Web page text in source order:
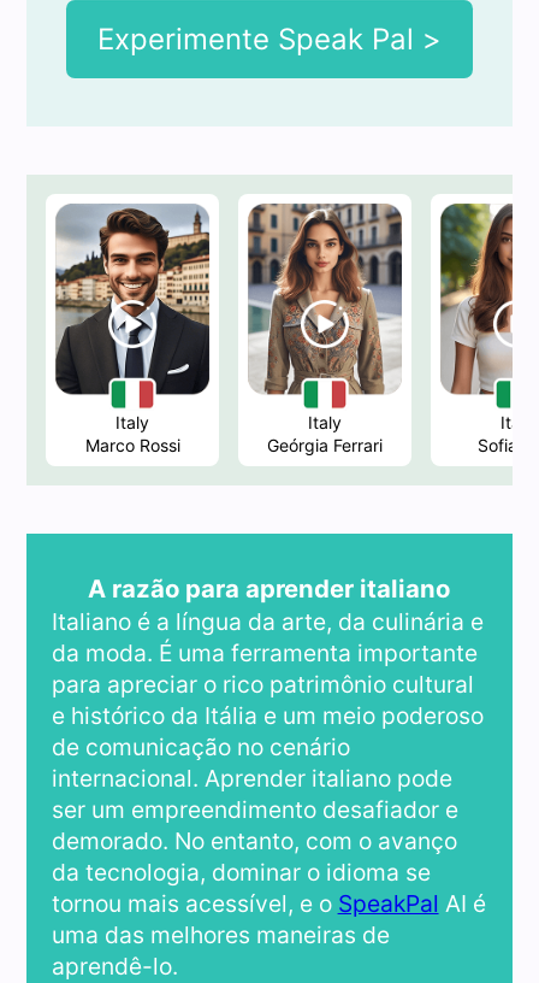
Experimente Speak Pal >
Italy
Marco Rossi
Italy
Geórgia Ferrari
Italy
Sofia
A razão para aprender italiano
Italiano é a língua da arte, da culinária e
da moda. É uma ferramenta importante
para apreciar o rico patrimônio cultural
e histórico da Itália e um meio poderoso
de comunicação no cenário
internacional. Aprender italiano pode
ser um empreendimento desafiador e
demorado. No entanto, com o avanço
da tecnologia, dominar o idioma se
tornou mais acessível, e o SpeakPal AI é
uma das melhores maneiras de
aprendê-lo.